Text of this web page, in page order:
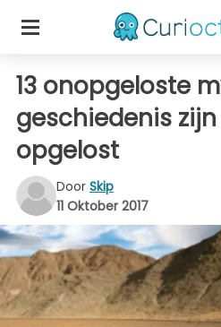
13 onopgeloste
geschiedenis
opgelost
Door Skip
11 Oktober 2017